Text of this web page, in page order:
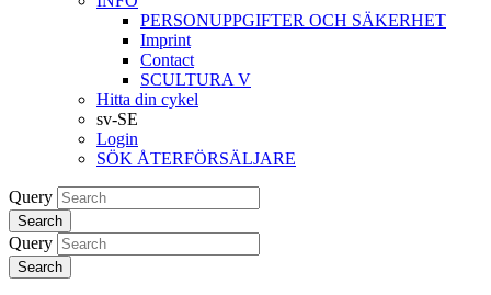
PERSONUPPGIFTER OCH SÄKERHET
Imprint
Contact
SCULTURA V
Hitta din cykel
sv-SE
Login
SÖK ÅTERFÖRSÄLJARE
Query
Search
Query
Search